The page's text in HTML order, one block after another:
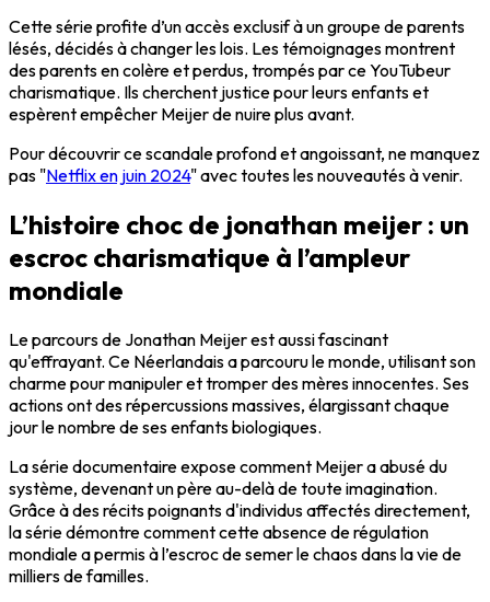
Cette série profite d’un accès exclusif à un groupe de parents
lésés, décidés à changer les lois. Les témoignages montrent
des parents en colère et perdus, trompés par ce YouTubeur
charismatique. Ils cherchent justice pour leurs enfants et
espèrent empêcher Meijer de nuire plus avant.
Pour découvrir ce scandale profond et angoissant, ne manquez
pas "Netflix en juin 2024" avec toutes les nouveautés à venir.
L’histoire choc de jonathan meijer : un
escroc charismatique à l’ampleur
mondiale
Le parcours de Jonathan Meijer est aussi fascinant
qu'effrayant. Ce Néerlandais a parcouru le monde, utilisant son
charme pour manipuler et tromper des mères innocentes. Ses
actions ont des répercussions massives, élargissant chaque
jour le nombre de ses enfants biologiques.
La série documentaire expose comment Meijer a abusé du
système, devenant un père au-delà de toute imagination.
Grâce à des récits poignants d'individus affectés directement,
la série démontre comment cette absence de régulation
mondiale a permis à l’escroc de semer le chaos dans la vie de
milliers de familles.